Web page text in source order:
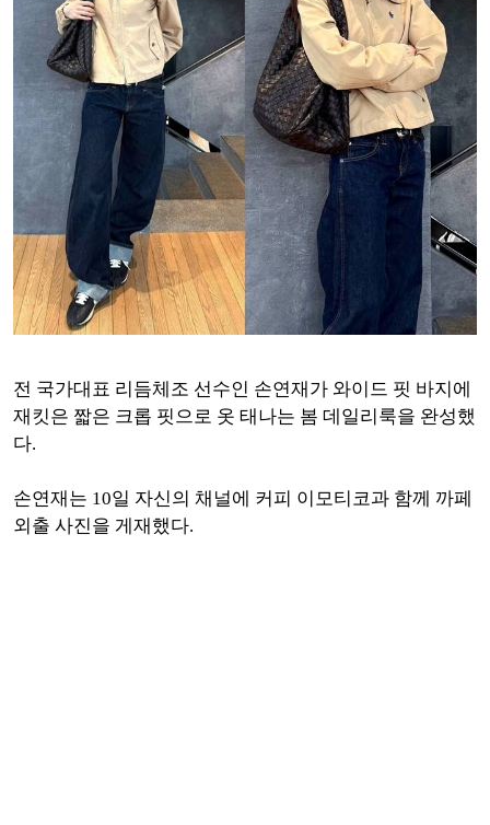
전 국가대표 리듬체조 선수인 손연재가 와이드 핏 바지에
재킷은 짧은 크롭 핏으로 옷 태나는 봄 데일리룩을 완성했
다.
손연재는 10일 자신의 채널에 커피 이모티코과 함께 까페
외출 사진을 게재했다.